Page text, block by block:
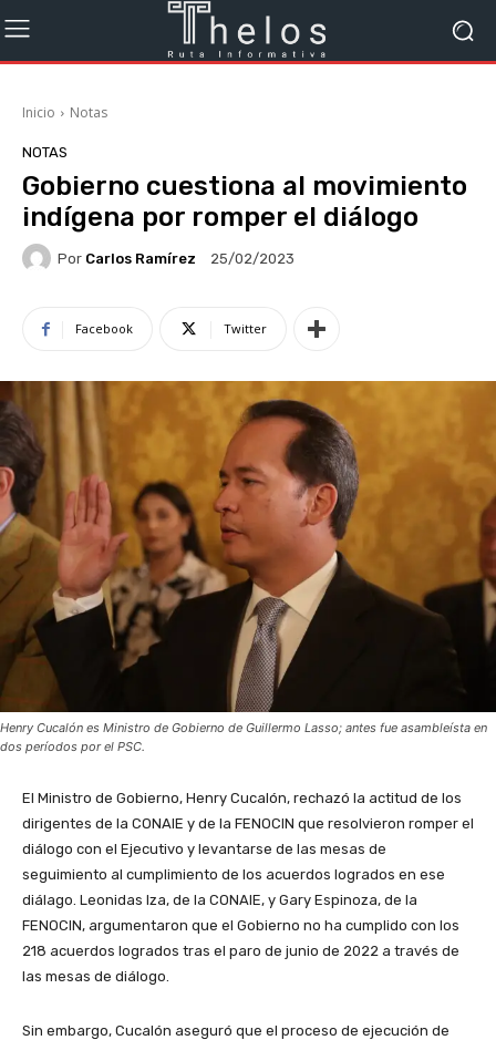
Inicio Notas
NOTAS
Gobierno cuestiona al movimiento
indígena por romper el diálogo
Por Carlos Ramírez 25/02/2023
Facebook Twitter
Henry Cucalón es Ministro de Gobierno de Guillermo Lasso; antes fue asambleísta en
dos períodos por el PSC.
El Ministro de Gobierno, Henry Cucalón, rechazó la actitud de los
dirigentes de la CONAIE y de la FENOCIN que resolvieron romper el
diálogo con el Ejecutivo y levantarse de las mesas de
seguimiento al cumplimiento de los acuerdos logrados en ese
diálago. Leonidas Iza, de la CONAIE, y Gary Espinoza, de la
FENOCIN, argumentaron que el Gobierno no ha cumplido con los
218 acuerdos logrados tras el paro de junio de 2022 a través de
las mesas de diálogo.
Sin embargo, Cucalón aseguró que el proceso de ejecución de